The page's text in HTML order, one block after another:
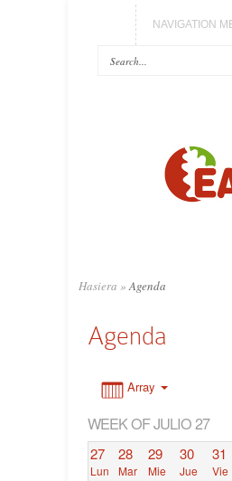
NAVIGATION
Hasiera » Agenda
Agenda
Array
WEEK OF JULIO 27
27
Lun
28
Mar
29
Mie
30
Jue
31
Vie
7:00